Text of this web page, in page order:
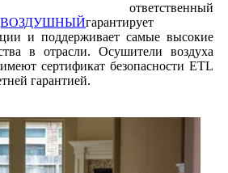
гарантирует
и поддерживает самые высокие
в отрасли. Осушители воздуха
сертификат безопасности ETL
гарантией.